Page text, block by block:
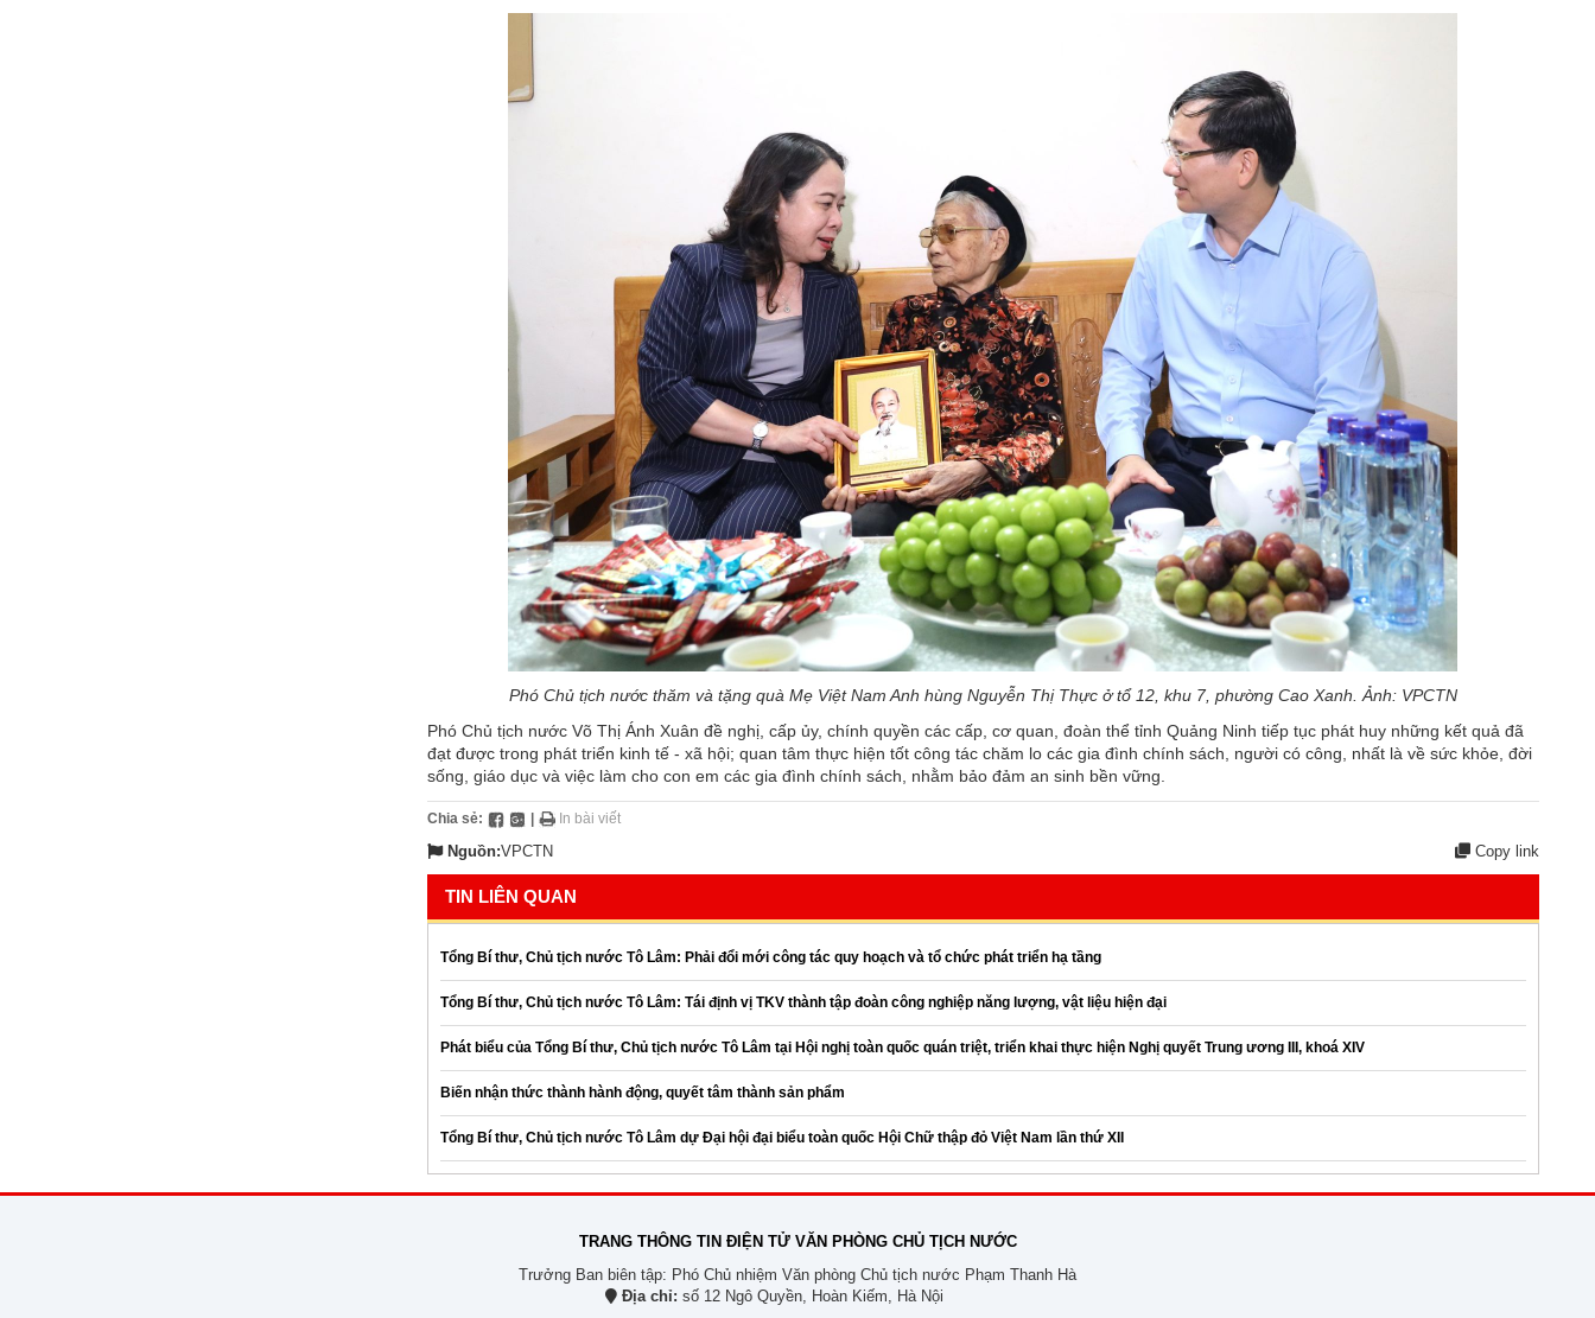
Phó Chủ tịch nước thăm và tặng quà Mẹ Việt Nam Anh hùng Nguyễn Thị Thực ở tổ 12, khu 7, phường Cao Xanh. Ảnh: VPCTN
Phó Chủ tịch nước Võ Thị Ánh Xuân đề nghị, cấp ủy, chính quyền các cấp, cơ quan, đoàn thể tỉnh Quảng Ninh tiếp tục phát huy những kết quả đã
đạt được trong phát triển kinh tế - xã hội; quan tâm thực hiện tốt công tác chăm lo các gia đình chính sách, người có công, nhất là về sức khỏe, đời
sống, giáo dục và việc làm cho con em các gia đình chính sách, nhằm bảo đảm an sinh bền vững.
Chia sẻ: In bài viết
Nguồn:VPCTN Copy link
TIN LIÊN QUAN
Tổng Bí thư, Chủ tịch nước Tô Lâm: Phải đổi mới công tác quy hoạch và tổ chức phát triển hạ tầng
Tổng Bí thư, Chủ tịch nước Tô Lâm: Tái định vị TKV thành tập đoàn công nghiệp năng lượng, vật liệu hiện đại
Phát biểu của Tổng Bí thư, Chủ tịch nước Tô Lâm tại Hội nghị toàn quốc quán triệt, triển khai thực hiện Nghị quyết Trung ương III, khoá XIV
Biến nhận thức thành hành động, quyết tâm thành sản phẩm
Tổng Bí thư, Chủ tịch nước Tô Lâm dự Đại hội đại biểu toàn quốc Hội Chữ thập đỏ Việt Nam lần thứ XII
TRANG THÔNG TIN ĐIỆN TỬ VĂN PHÒNG CHỦ TỊCH NƯỚC
Trưởng Ban biên tập: Phó Chủ nhiệm Văn phòng Chủ tịch nước Phạm Thanh Hà
Địa chỉ: số 12 Ngô Quyền, Hoàn Kiếm, Hà Nội